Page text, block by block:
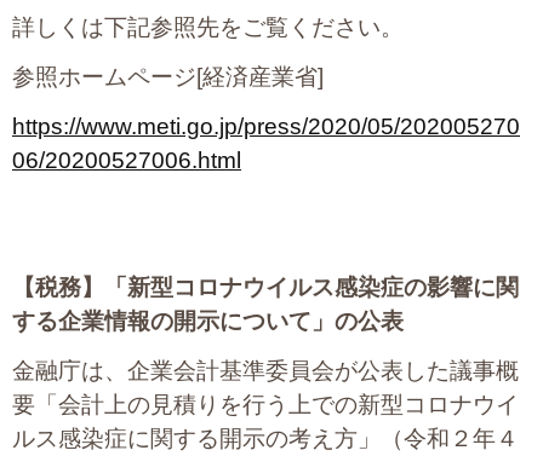
詳しくは下記参照先をご覧ください。
参照ホームページ[経済産業省]
https://www.meti.go.jp/press/2020/05/202005270
06/20200527006.html
【税務】
「新型コロナウイルス感染症の影響に関
する企業情報の開示について」の公表
金融庁は、企業会計基準委員会が公表した議事概
要「会計上の見積りを行う上での新型コロナウイ
ルス感染症に関する開示の考え方」（令和２年４
営業時間: 9：00～18：009：00～18：00